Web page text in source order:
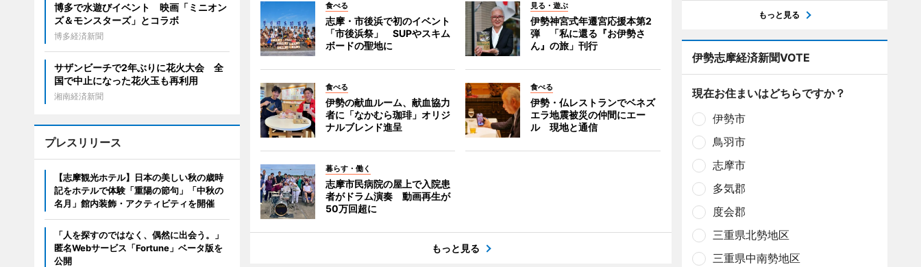
食べる
志摩・市後浜で初のイベント
「市後浜祭」 SUPやスキム
ボードの聖地に
見る・遊ぶ
伊勢神宮式年遷宮応援本第2
弾 「私に還る『お伊勢さ
ん』の旅」刊行
食べる
伊勢の献血ルーム、献血協力
者に「なかむら珈琲」オリジ
ナルブレンド進呈
食べる
伊勢・仏レストランでベネズ
エラ地震被災の仲間にエー
ル 現地と通信
暮らす・働く
志摩市民病院の屋上で入院患
者がドラム演奏 動画再生が
50万回超に
もっと見る
博多で水遊びイベント 映画「ミニオン
ズ＆モンスターズ」とコラボ
博多経済新聞
サザンビーチで2年ぶりに花火大会 全
国で中止になった花火玉も再利用
湘南経済新聞
プレスリリース
【志摩観光ホテル】日本の美しい秋の歳時
記をホテルで体験「重陽の節句」「中秋の
名月」館内装飾・アクティビティを開催
「人を探すのではなく、偶然に出会う。」
匿名Webサービス「Fortune」ベータ版を
公開
もっと見る
伊勢志摩経済新聞VOTE
現在お住まいはどちらですか？
伊勢市
鳥羽市
志摩市
多気郡
度会郡
三重県北勢地区
三重県中南勢地区